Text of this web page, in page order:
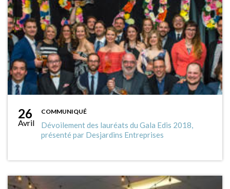
26
Avril
COMMUNIQUÉ
Dévoilement des lauréats du Gala Edis 2018,
présenté par Desjardins Entreprises